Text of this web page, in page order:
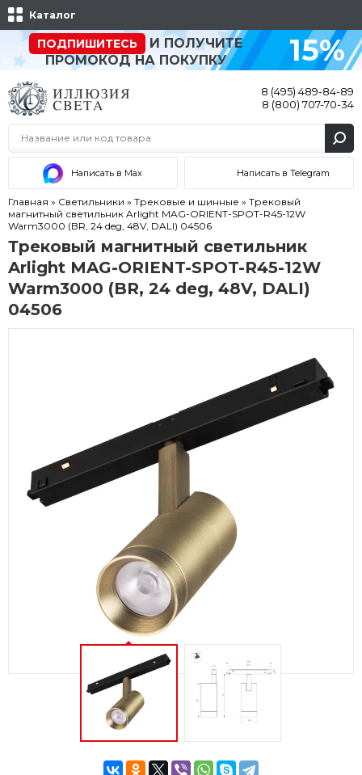
Каталог
ПОДПИШИТЕСЬ
И ПОЛУЧИТЕ
ПРОМОКОД НА ПОКУПКУ
15%
8 (495) 489-84-89
8 (800) 707-70-34
Написать в Max Написать в Telegram
Главная » Светильники » Трековые и шинные » Трековый
магнитный светильник Arlight MAG-ORIENT-SPOT-R45-12W
Warm3000 (BR, 24 deg, 48V, DALI) 04506
Трековый магнитный светильник
Arlight MAG-ORIENT-SPOT-R45-12W
Warm3000 (BR, 24 deg, 48V, DALI)
04506